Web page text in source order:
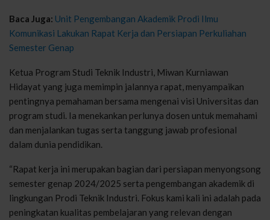
Baca Juga: Unit Pengembangan Akademik Prodi Ilmu
Komunikasi Lakukan Rapat Kerja dan Persiapan Perkuliahan
Semester Genap
Ketua Program Studi Teknik Industri, Miwan Kurniawan
Hidayat yang juga memimpin jalannya rapat, menyampaikan
pentingnya pemahaman bersama mengenai visi Universitas dan
program studi. Ia menekankan perlunya dosen untuk memahami
dan menjalankan tugas serta tanggung jawab profesional
dalam dunia pendidikan.
“Rapat kerja ini merupakan bagian dari persiapan menyongsong
semester genap 2024/2025 serta pengembangan akademik di
lingkungan Prodi Teknik Industri. Fokus kami kali ini adalah pada
peningkatan kualitas pembelajaran yang relevan dengan